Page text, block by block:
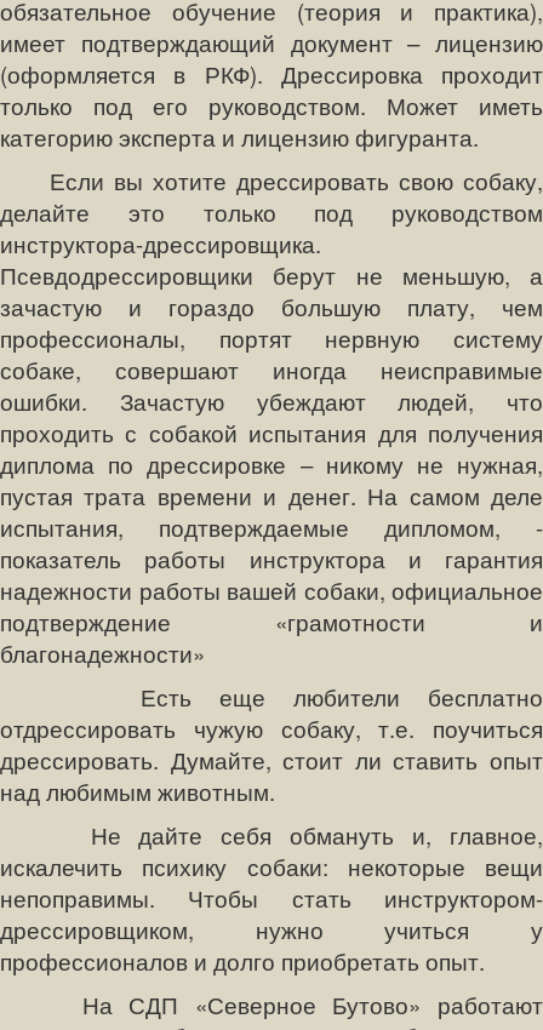
обязательное обучение (теория и практика),
имеет подтверждающий документ – лицензию
(оформляется в РКФ). Дрессировка проходит
только под его руководством. Может иметь
категорию эксперта и лицензию фигуранта.
Если вы хотите дрессировать свою собаку,
делайте это только под руководством
инструктора-дрессировщика.
Псевдодрессировщики берут не меньшую, а
зачастую и гораздо большую плату, чем
профессионалы, портят нервную систему
собаке, совершают иногда неисправимые
ошибки. Зачастую убеждают людей, что
проходить с собакой испытания для получения
диплома по дрессировке – никому не нужная,
пустая трата времени и денег. На самом деле
испытания, подтверждаемые дипломом, -
показатель работы инструктора и гарантия
надежности работы вашей собаки, официальное
подтверждение «грамотности и
благонадежности»
Есть еще любители бесплатно
отдрессировать чужую собаку, т.е. поучиться
дрессировать. Думайте, стоит ли ставить опыт
над любимым животным.
Не дайте себя обмануть и, главное,
искалечить психику собаки: некоторые вещи
непоправимы. Чтобы стать инструктором-
дрессировщиком, нужно учиться у
профессионалов и долго приобретать опыт.
На СДП «Северное Бутово» работают